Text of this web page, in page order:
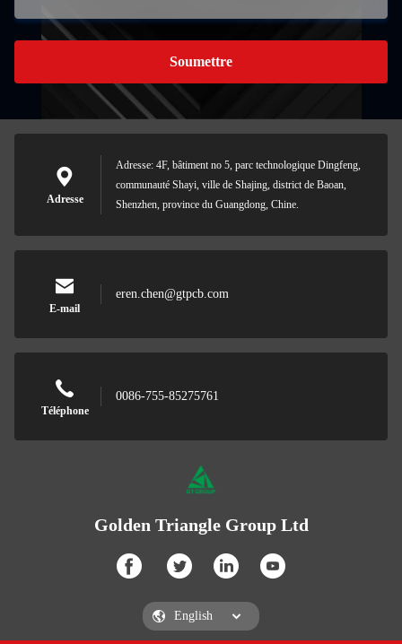
Soumettre
Adresse
Adresse: 4F, bâtiment no 5, parc technologique Dingfeng,
communauté Shayi, ville de Shajing, district de Baoan,
Shenzhen, province du Guangdong, Chine.
E-mail
eren.chen@gtpcb.com
Téléphone
0086-755-85275761
Golden Triangle Group Ltd